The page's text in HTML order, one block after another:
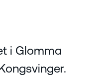
i Glomma